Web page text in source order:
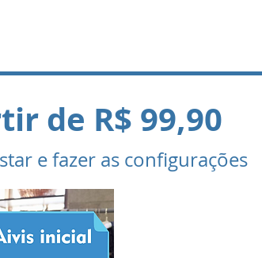
de R$ 99,90
e fazer as configurações